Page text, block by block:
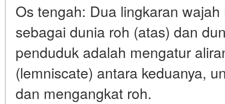
Os tengah: Dua lingkaran
sebagai dunia roh (atas) dan
penduduk adalah mengatur
(lemniscate) antara keduanya,
dan mengangkat roh.